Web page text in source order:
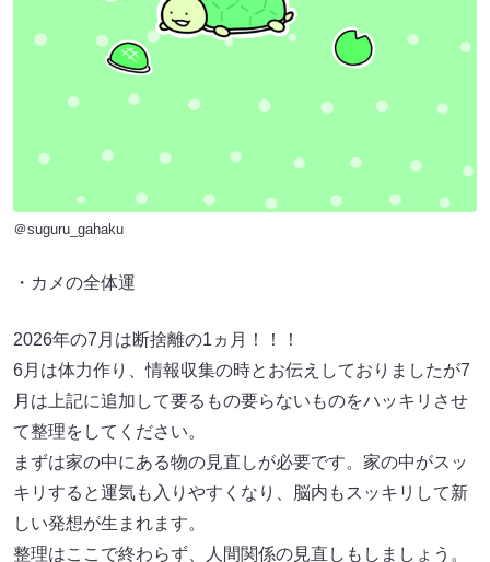
＠suguru_gahaku
・カメの全体運
2026年の7月は断捨離の1ヵ月！！！
6月は体力作り、情報収集の時とお伝えしておりましたが7
月は上記に追加して要るもの要らないものをハッキリさせ
て整理をしてください。
まずは家の中にある物の見直しが必要です。家の中がスッ
キリすると運気も入りやすくなり、脳内もスッキリして新
しい発想が生まれます。
整理はここで終わらず、人間関係の見直しもしましょう。